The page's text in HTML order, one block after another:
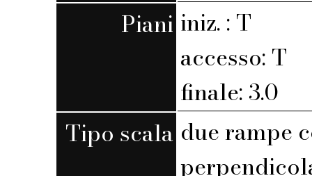
Piani iniz. : T
accesso: T
finale: 3.0
Tipo scala due rampe